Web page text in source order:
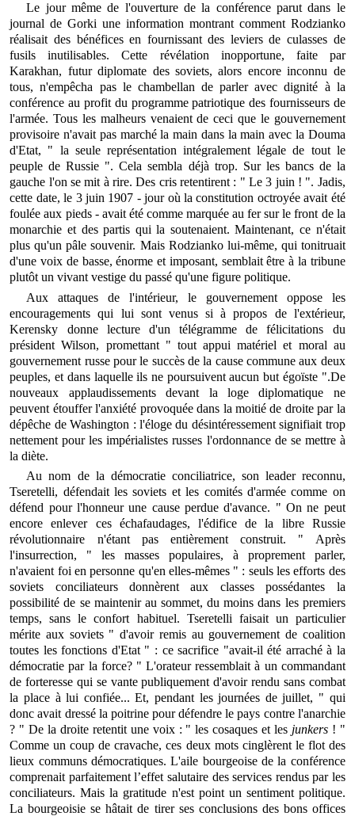
Le jour même de l'ouverture de la conférence parut dans le
journal de Gorki une information montrant comment Rodzianko
réalisait des bénéfices en fournissant des leviers de culasses de
fusils inutilisables. Cette révélation inopportune, faite par
Karakhan, futur diplomate des soviets, alors encore inconnu de
tous, n'empêcha pas le chambellan de parler avec dignité à la
conférence au profit du programme patriotique des fournisseurs de
l'armée. Tous les malheurs venaient de ceci que le gouvernement
provisoire n'avait pas marché la main dans la main avec la Douma
d'Etat, " la seule représentation intégralement légale de tout le
peuple de Russie ". Cela sembla déjà trop. Sur les bancs de la
gauche l'on se mit à rire. Des cris retentirent : " Le 3 juin ! ". Jadis,
cette date, le 3 juin 1907 - jour où la constitution octroyée avait été
foulée aux pieds - avait été comme marquée au fer sur le front de la
monarchie et des partis qui la soutenaient. Maintenant, ce n'était
plus qu'un pâle souvenir. Mais Rodzianko lui-même, qui tonitruait
d'une voix de basse, énorme et imposant, semblait être à la tribune
plutôt un vivant vestige du passé qu'une figure politique.
Aux attaques de l'intérieur, le gouvernement oppose les
encouragements qui lui sont venus si à propos de l'extérieur,
Kerensky donne lecture d'un télégramme de félicitations du
président Wilson, promettant " tout appui matériel et moral au
gouvernement russe pour le succès de la cause commune aux deux
peuples, et dans laquelle ils ne poursuivent aucun but égoïste ".De
nouveaux applaudissements devant la loge diplomatique ne
peuvent étouffer l'anxiété provoquée dans la moitié de droite par la
dépêche de Washington : l'éloge du désintéressement signifiait trop
nettement pour les impérialistes russes l'ordonnance de se mettre à
la diète.
Au nom de la démocratie conciliatrice, son leader reconnu,
Tseretelli, défendait les soviets et les comités d'armée comme on
défend pour l'honneur une cause perdue d'avance. " On ne peut
encore enlever ces échafaudages, l'édifice de la libre Russie
révolutionnaire n'étant pas entièrement construit. " Après
l'insurrection, " les masses populaires, à proprement parler,
n'avaient foi en personne qu'en elles-mêmes " : seuls les efforts des
soviets conciliateurs donnèrent aux classes possédantes la
possibilité de se maintenir au sommet, du moins dans les premiers
temps, sans le confort habituel. Tseretelli faisait un particulier
mérite aux soviets " d'avoir remis au gouvernement de coalition
toutes les fonctions d'Etat " : ce sacrifice "avait-il été arraché à la
démocratie par la force? " L'orateur ressemblait à un commandant
de forteresse qui se vante publiquement d'avoir rendu sans combat
la place à lui confiée... Et, pendant les journées de juillet, " qui
donc avait dressé la poitrine pour défendre le pays contre l'anarchie
? " De la droite retentit une voix : " les cosaques et les junkers ! "
Comme un coup de cravache, ces deux mots cinglèrent le flot des
lieux communs démocratiques. L'aile bourgeoise de la conférence
comprenait parfaitement l’effet salutaire des services rendus par les
conciliateurs. Mais la gratitude n'est point un sentiment politique.
La bourgeoisie se hâtait de tirer ses conclusions des bons offices